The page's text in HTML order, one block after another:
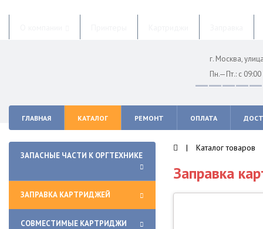
г. Москва,
Пн.—Пт.: с
ГЛАВНАЯ КАТАЛОГ РЕМОНТ ОПЛАТА
ЗАПАСНЫЕ ЧАСТИ К ОРГТЕХНИКЕ
ЗАПРАВКА КАРТРИДЖЕЙ
СОВМЕСТИМЫЕ КАРТРИДЖИ
| Каталог товаров
Заправка